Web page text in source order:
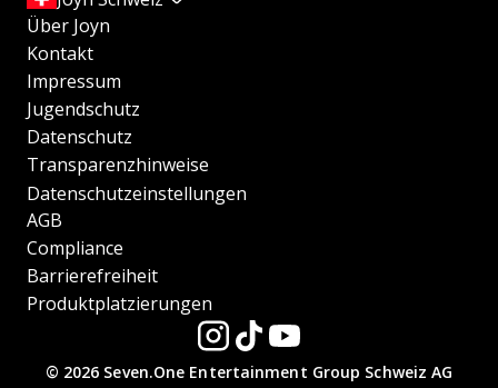
Über Joyn
Kontakt
Impressum
Jugendschutz
Datenschutz
Transparenzhinweise
Datenschutzeinstellungen
AGB
Compliance
Barrierefreiheit
Produktplatzierungen
© 2026 Seven.One Entertainment Group Schweiz AG